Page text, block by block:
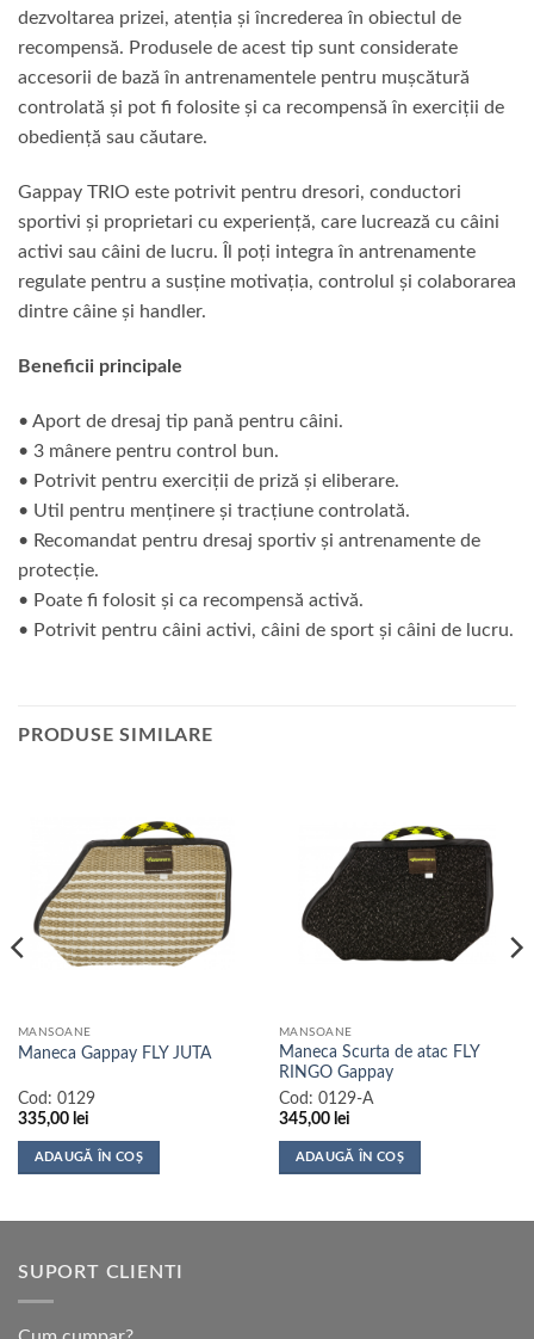
dezvoltarea prizei, atenția și încrederea în obiectul de
recompensă. Produsele de acest tip sunt considerate
accesorii de bază în antrenamentele pentru mușcătură
controlată și pot fi folosite și ca recompensă în exerciții de
obediență sau căutare.
Gappay TRIO este potrivit pentru dresori, conductori
sportivi și proprietari cu experiență, care lucrează cu câini
activi sau câini de lucru. Îl poți integra în antrenamente
regulate pentru a susține motivația, controlul și colaborarea
dintre câine și handler.
Beneficii principale
• Aport de dresaj tip pană pentru câini.
• 3 mânere pentru control bun.
• Potrivit pentru exerciții de priză și eliberare.
• Util pentru menținere și tracțiune controlată.
• Recomandat pentru dresaj sportiv și antrenamente de
protecție.
• Poate fi folosit și ca recompensă activă.
• Potrivit pentru câini activi, câini de sport și câini de lucru.
PRODUSE SIMILARE
MANSOANE
Maneca Gappay FLY JUTA
Cod: 0129
335,00 lei
ADAUGĂ ÎN COȘ
MANSOANE
Maneca Scurta de atac FLY
RINGO Gappay
Cod: 0129-A
345,00 lei
ADAUGĂ ÎN COȘ
SUPORT CLIENTI